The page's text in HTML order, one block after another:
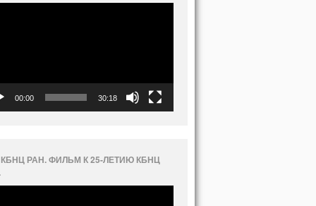
00:00 30:18
РАН. ФИЛЬМ К 25-ЛЕТИЮ КБНЦ